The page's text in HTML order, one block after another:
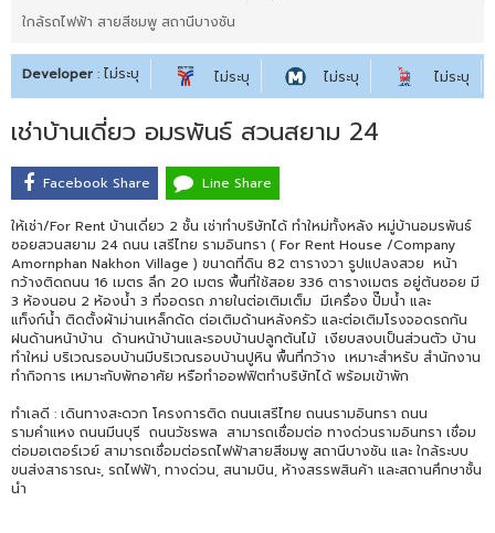
ใกล้รถไฟฟ้า สายสีชมพู สถานีบางชัน
Developer : ไม่ระบุ ไม่ระบุ ไม่ระบุ ไม่ระบุ
เช่าบ้านเดี่ยว อมรพันธ์ สวนสยาม 24
Facebook Share Line Share
ให้เช่า/For Rent บ้านเดี่ยว 2 ชั้น เช่าทำบริษัทได้ ทำใหม่ทั้งหลัง หมู่บ้านอมรพันธ์
ซอยสวนสยาม 24 ถนน เสรีไทย รามอินทรา ( For Rent House /Company
Amornphan Nakhon Village ) ขนาดที่ดิน 82 ตารางวา รูปแปลงสวย หน้า
กว้างติดถนน 16 เมตร ลึก 20 เมตร พื้นที่ใช้สอย 336 ตารางเมตร อยู่ต้นซอย มี
3 ห้องนอน 2 ห้องน้ำ 3 ที่จอดรถ ภายในต่อเติมเต็ม มีเครื่อง ปั๊มน้ำ และ
แท็งก์น้ำ ติดตั้งผ้าม่านเหล็กดัด ต่อเติมด้านหลังครัว และต่อเติมโรงจอดรถกัน
ฝนด้านหน้าบ้าน ด้านหน้าบ้านและรอบบ้านปลูกต้นไม้ เงียบสงบเป็นส่วนตัว บ้าน
ทำใหม่ บริเวณรอบบ้านมีบริเวณรอบบ้านปูหิน พื้นที่กว้าง เหมาะสำหรับ สำนักงาน
ทำกิจการ เหมาะกับพักอาศัย หรือทำออฟฟิตทำบริษัทได้ พร้อมเข้าพัก
ทำเลดี : เดินทางสะดวก โครงการติด ถนนเสรีไทย ถนนรามอินทรา ถนน
รามคำแหง ถนนมีนบุรี ถนนวัชรพล สามารถเชื่อมต่อ ทางด่วนรามอินทรา เชื่อม
ต่อมอเตอร์เวย์ สามารถเชื่อมต่อรถไฟฟ้าสายสีชมพู สถานีบางชัน และ ใกล้ระบบ
ขนส่งสาธารณะ, รถไฟฟ้า, ทางด่วน, สนามบิน, ห้างสรรพสินค้า และสถานศึกษาชั้น
นำ